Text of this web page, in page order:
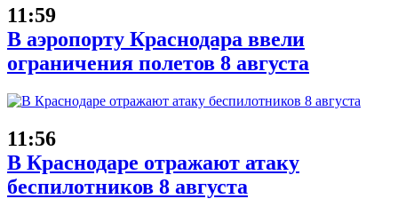
11:59
В аэропорту Краснодара ввели
ограничения полетов 8 августа
11:56
В Краснодаре отражают атаку
беспилотников 8 августа